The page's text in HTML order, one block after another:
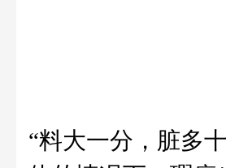
“料大一分，脏多